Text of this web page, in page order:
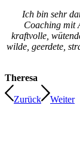
Ich bin sehr
Coaching mit
kraftvolle,
wilde, geerdete,
Theresa
Zurück Weiter